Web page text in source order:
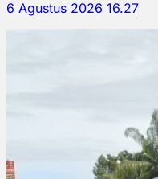
6 Agustus 2026 16.27